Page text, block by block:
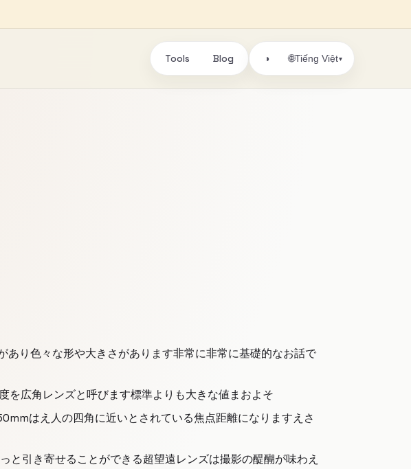
Tools Blog ◑ 🌐Tiếng Việt▾
り色々な形や大きさがあります非常に非常に基礎的なお話で
広角レンズと呼びます標準よりも大きな値まおよそ
はえ人の四角に近いとされている焦点距離になりますえさ
引き寄せることができる超望遠レンズは撮影の醍醐が味わえ